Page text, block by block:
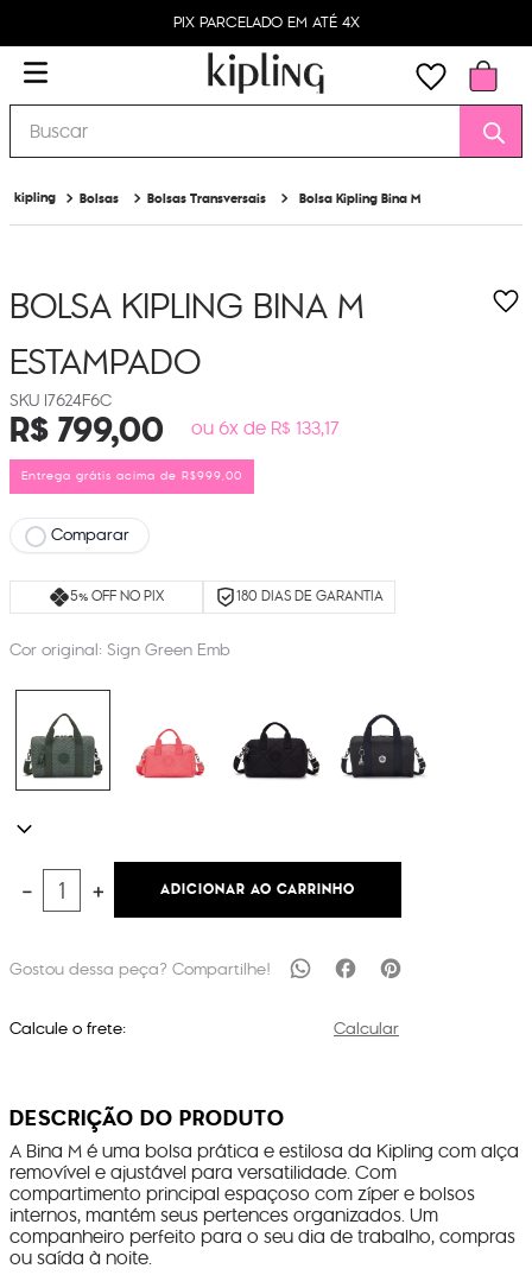
PIX PARCELADO EM ATÉ 4X
Buscar
Bolsas Bolsas Transversais Bolsa Kipling Bina M
BOLSA KIPLING BINA M
ESTAMPADO
I7624F6C
R$799,00 ou 6x de R$ 133,17
Entrega grátis acima de R$999,00
Comparar
5% OFF NO PIX 180 DIAS DE GARANTIA
Cor original: Sign Green Emb
＋
－ ADICIONAR AO CARRINHO
Calcule o frete: Calcular
DESCRIÇÃO DO PRODUTO
A Bina M é uma bolsa prática e estilosa da Kipling com alça
removível e ajustável para versatilidade. Com
compartimento principal espaçoso com zíper e bolsos
internos, mantém seus pertences organizados. Um
companheiro perfeito para o seu dia de trabalho, compras
ou saída à noite.